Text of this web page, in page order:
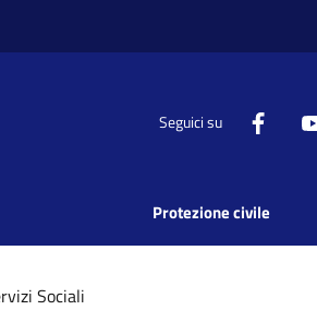
Seguici su
Protezione civile
Sociali